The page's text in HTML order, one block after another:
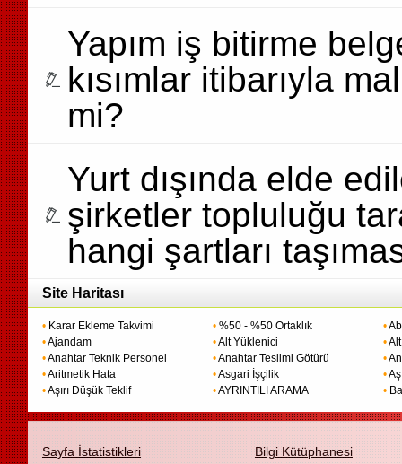
Yapım iş bitirme
kısımlar itibarıyla
mi?
Yurt dışında elde
şirketler topluluğu
hangi şartları
Site Haritası
• Karar Ekleme Takvimi • %50 - %50 Ortaklık •
•Ajandam •Alt Yüklenici •
•Anahtar Teknik Personel •Anahtar Teslimi Götürü •
•Aritmetik Hata •Asgari İşçilik •
•Aşırı Düşük Teklif •AYRINTILI ARAMA •
Sayfa İstatistikleri Bilgi Kütüphanesi